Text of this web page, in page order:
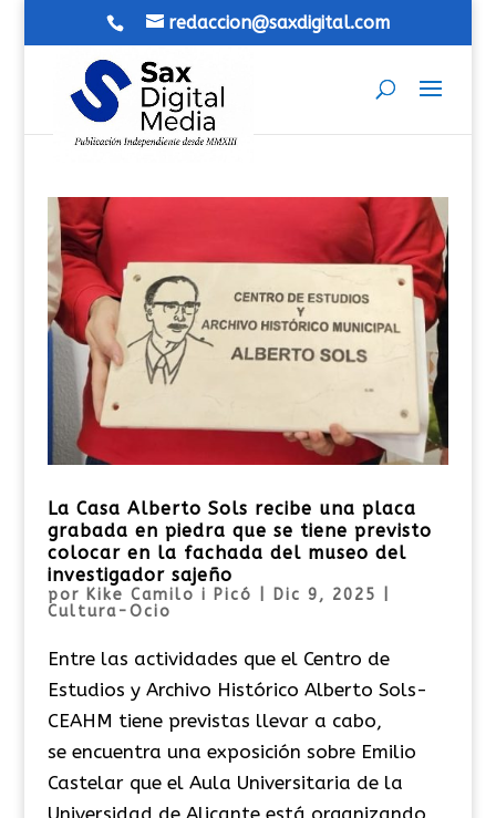
redaccion@saxdigital.com
La Casa Alberto Sols recibe una placa
grabada en piedra que se tiene previsto
colocar en la fachada del museo del
investigador sajeño
por Kike Camilo i Picó Dic 9, 2025
Cultura-Ocio
Entre las actividades que el Centro de
Estudios y Archivo Histórico Alberto Sols-
CEAHM tiene previstas llevar a cabo,
se encuentra una exposición sobre Emilio
Castelar que el Aula Universitaria de la
Universidad de Alicante está organizando